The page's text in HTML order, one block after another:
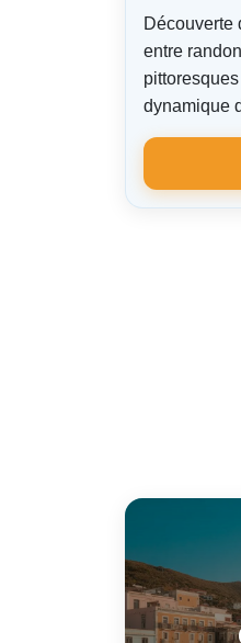
Découverte
entre
dynamique